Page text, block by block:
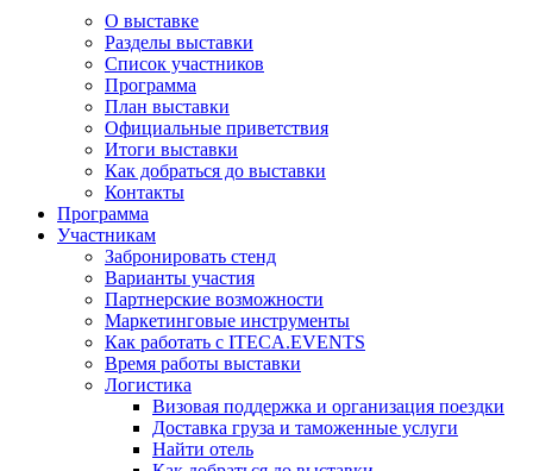
О выставке
Разделы выставки
Список участников
Программа
План выставки
Официальные приветствия
Итоги выставки
Как добраться до выставки
Контакты
Программа
Участникам
Забронировать стенд
Варианты участия
Партнерские возможности
Маркетинговые инструменты
Как работать с ITECA.EVENTS
Время работы выставки
Логистика
Визовая поддержка и организация поездки
Доставка груза и таможенные услуги
Найти отель